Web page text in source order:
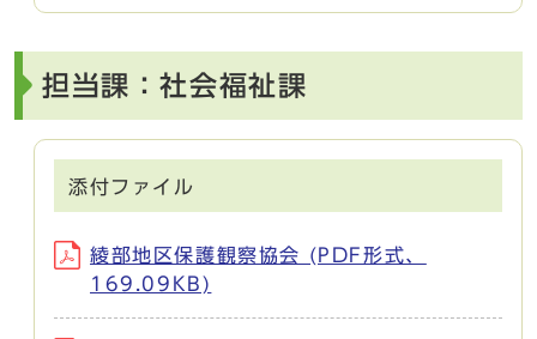
担当課：社会福祉課
添付ファイル
綾部地区保護観察協会 (PDF形式、
169.09KB)